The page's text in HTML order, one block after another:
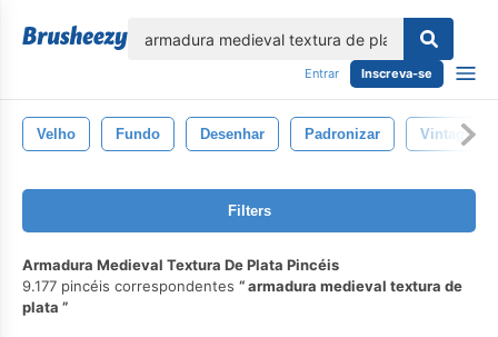
Entrar Inscreva-se
Velho Fundo Desenhar Padronizar Vintage
Filters
Armadura Medieval Textura De Plata Pincéis
9.177 pincéis correspondentes
armadura medieval textura de
plata